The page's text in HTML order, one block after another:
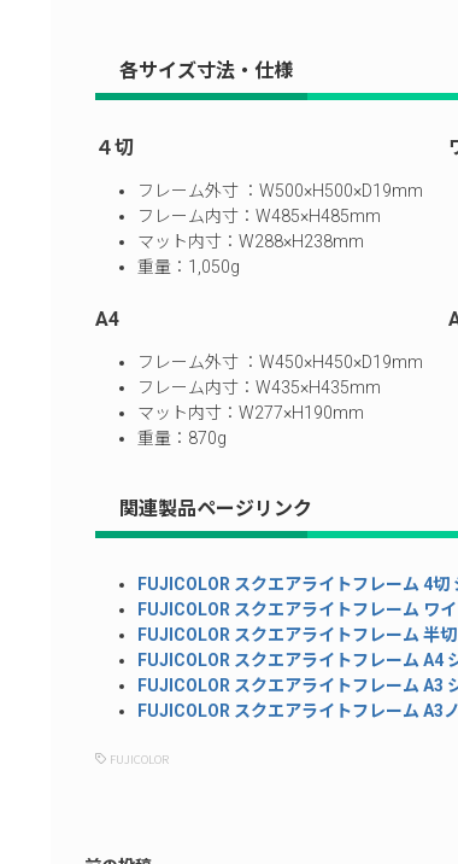
各サイズ寸法・仕様
４切
フレーム外寸 ：W500×H500×D19mm
フレーム内寸：W485×H485mm
マット内寸：W288×H238mm
重量：1,050g
A4
フレーム外寸 ：W450×H450×D19mm
フレーム内寸：W435×H435mm
マット内寸：W277×H190mm
重量：870g
関連製品ページリンク
FUJICOLOR スクエアライトフレーム 4切
FUJICOLOR スクエアライトフレーム ワ
FUJICOLOR スクエアライトフレーム 半
FUJICOLOR スクエアライトフレーム A4
FUJICOLOR スクエアライトフレーム A3
FUJICOLOR スクエアライトフレーム A3
FUJICOLOR